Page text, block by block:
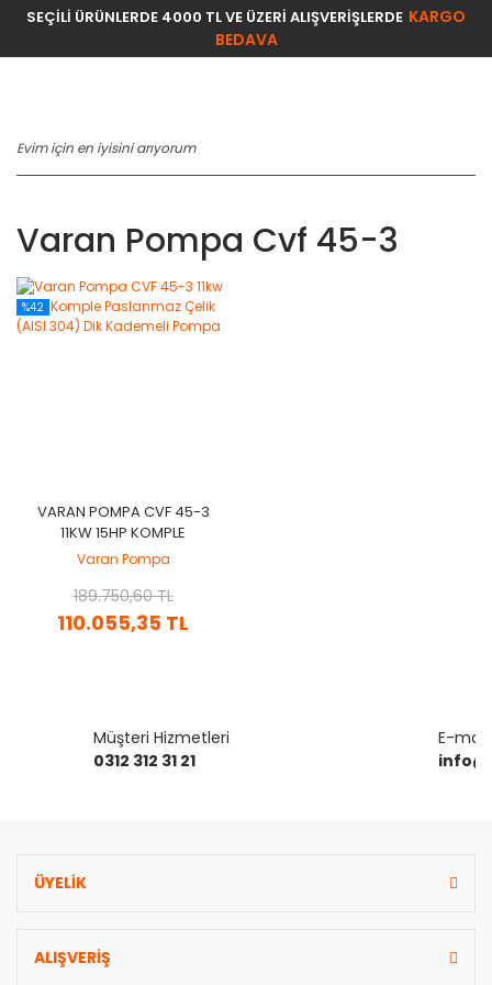
SEÇİLİ ÜRÜNLERDE 4000 TL VE ÜZERİ ALIŞVERİŞLERDE KARGO
BEDAVA
Varan Pompa Cvf 45-3
%42
VARAN POMPA CVF 45-3
11KW 15HP KOMPLE
PASLANMAZ ÇELIK (AISI
304) DIK KADEMELI POMPA
Varan Pompa
110.055,35 TL
189.750,60 TL
Müşteri Hizmetleri
0312 312 31 21
E-mail
ÜYELİK
ALIŞVERİŞ